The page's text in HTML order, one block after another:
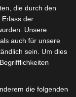
die durch den
Erlass der
Unsere
auch für unsere
sein. Um dies
die folgenden